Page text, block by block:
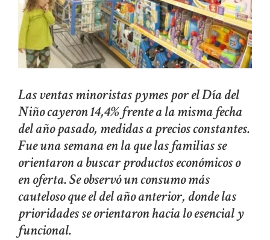
Las ventas minoristas pymes por el Día del
Niño cayeron 14,4% frente a la misma fecha
del año pasado, medidas a precios constantes.
Fue una semana en la que las familias se
orientaron a buscar productos económicos o
en oferta. Se observó un consumo más
cauteloso que el del año anterior, donde las
prioridades se orientaron hacia lo esencial y
funcional.